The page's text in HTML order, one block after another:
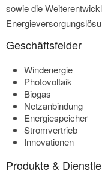
sowie die
Geschäftsfelder
Windenergie
Photovoltaik
Biogas
Netzanbindung
Energiespeicher
Stromvertrieb
Innovationen
Produkte &